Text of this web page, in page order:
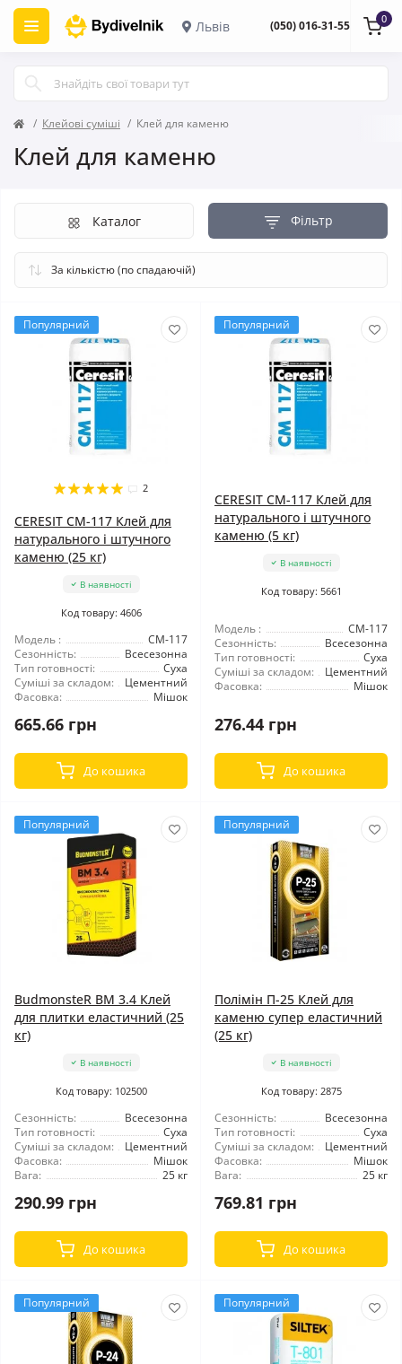
Львів (050) 016-31-55 0
Клейові суміші Клей для каменю
Клей для каменю
Фільтр
Каталог
Популярний
2
CERESIT CM-117 Клей для
натурального і штучного
каменю (25 кг)
В наявності
Код товару: 4606
Модель :
CM-117
Сезонність:
Всесезонна
Тип готовності:
Суха
Суміші за складом:
Цементний
Фасовка:
Мішок
665.66 грн
До кошика
Популярний
CERESIT CM-117 Клей для
натурального і штучного
каменю (5 кг)
В наявності
Код товару: 5661
Модель :
CM-117
Сезонність:
Всесезонна
Тип готовності:
Суха
Суміші за складом:
Цементний
Фасовка:
Мішок
276.44 грн
До кошика
Популярний
BudmonsteR BM 3.4 Клей
для плитки еластичний (25
кг)
В наявності
Код товару: 102500
Сезонність:
Всесезонна
Тип готовності:
Суха
Суміші за складом:
Цементний
Фасовка:
Мішок
Вага:
25 кг
290.99 грн
До кошика
Популярний
Полімін П-25 Клей для
каменю супер еластичний
(25 кг)
В наявності
Код товару: 2875
Сезонність:
Всесезонна
Тип готовності:
Суха
Суміші за складом:
Цементний
Фасовка:
Мішок
Вага:
25 кг
769.81 грн
До кошика
Популярний Популярний